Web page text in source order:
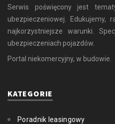
Serwis poświęcony jest
ubezpieczeniowej. Edukujemy,
najkorzystniejsze warunki.
ubezpieczeniach pojazdów.
Portal niekomercyjny, w budowie.
KATEGORIE
Poradnik leasingowy